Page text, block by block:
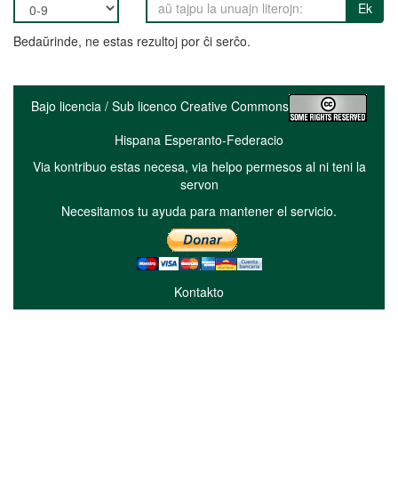
Ek
Bedaŭrinde, ne estas rezultoj por ĉi serĉo.
Bajo licencia / Sub licenco Creative Commons
Hispana Esperanto-Federacio
Via kontribuo estas necesa, via helpo permesos al ni teni la
servon
Necesitamos tu ayuda para mantener el servicio.
Kontakto